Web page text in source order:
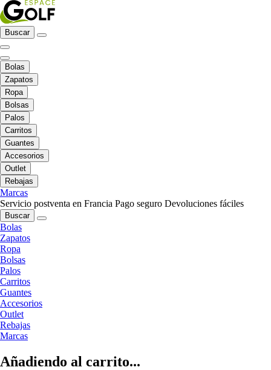
Buscar
Bolas
Zapatos
Ropa
Bolsas
Palos
Carritos
Guantes
Accesorios
Outlet
Rebajas
Marcas
Servicio postventa en Francia Pago seguro Devoluciones fáciles
Buscar
Bolas
Zapatos
Ropa
Bolsas
Palos
Carritos
Guantes
Accesorios
Outlet
Rebajas
Marcas
Añadiendo al carrito...